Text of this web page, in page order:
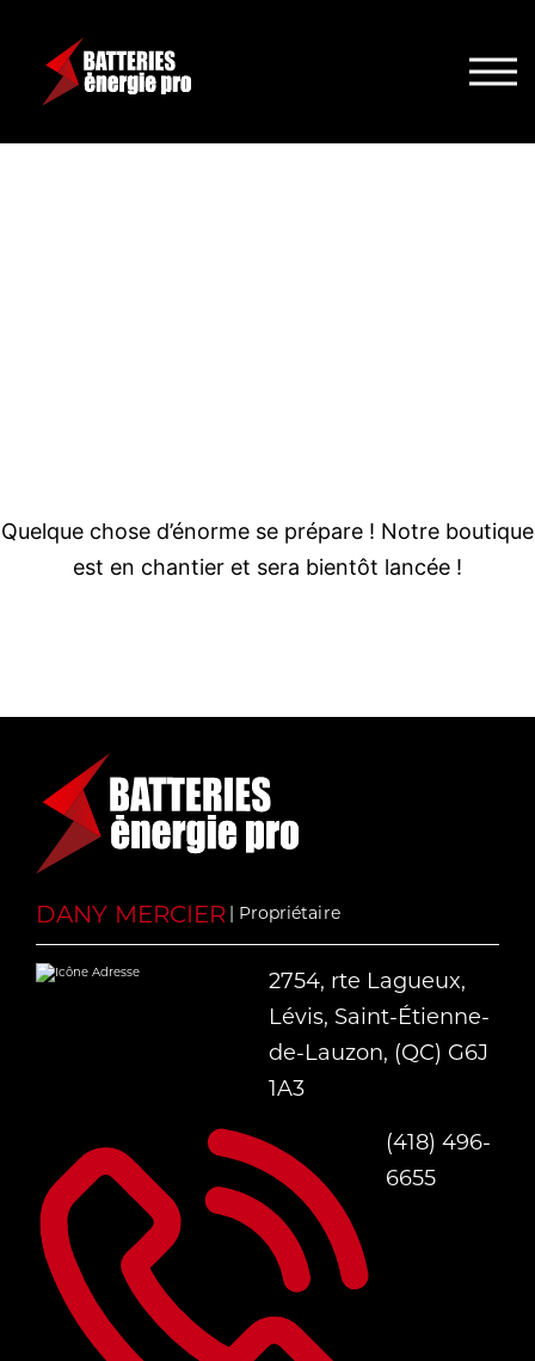
Quelque chose d’énorme se prépare ! Notre boutique
est en chantier et sera bientôt lancée !
DANY MERCIER | Propriétaire
2754, rte Lagueux,
Lévis, Saint-Étienne-
de-Lauzon, (QC) G6J
1A3
(418) 496-
6655